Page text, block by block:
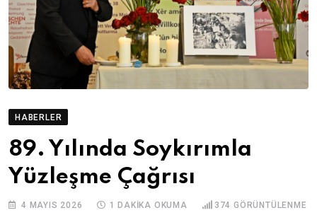
HABERLER
89. Yılında Soykırımla
Yüzleşme Çağrısı
4 MAYIS 2026 1 DAKIKA OKUMA 374 GÖRÜNTÜLENME